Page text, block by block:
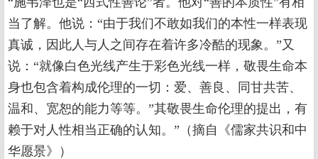
当了解。他说：“由于我们不敢如我们的本性一样表现
真诚，因此人与人之间存在着许多冷酷的现象。”又
说：“就像白色光线产生于彩色光线一样，敬畏生命本
身也包含着构成伦理的一切：爱、善良、同甘共苦、
温和、宽恕的能力等等。”其敬畏生命伦理的提出，有
赖于对人性相当正确的认知。”（摘自《儒家共识和中
华愿景》）